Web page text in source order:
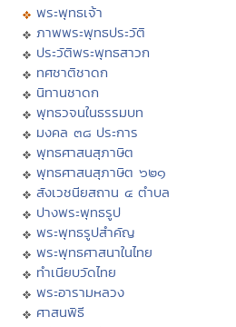
พระพุทธเจ้า
ภาพพระพุทธประวัติ
ประวัติพระพุทธสาวก
ทศชาติชาดก
นิทานชาดก
พุทธวจนในธรรมบท
มงคล ๓๘ ประการ
พุทธศาสนสุภาษิต
พุทธศาสนสุภาษิต ๖๒๑
สังเวชนียสถาน ๔ ตำบล
ปางพระพุทธรูป
พระพุทธรูปสำคัญ
พระพุทธศาสนาในไทย
ทำเนียบวัดไทย
พระอารามหลวง
ศาสนพิธี